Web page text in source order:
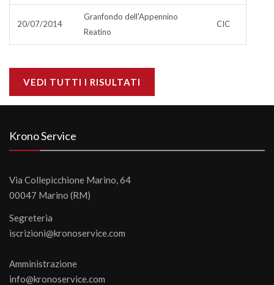
20/07/2014
Granfondo dell'Appennino
Reatino
CIC
VEDI TUTTI I RISULTATI
Krono Service
Via Collepicchione Marino, 64
00047 Marino (RM)
Segreteria
iscrizioni@kronoservice.com
Amministrazione
info@kronoservice.com